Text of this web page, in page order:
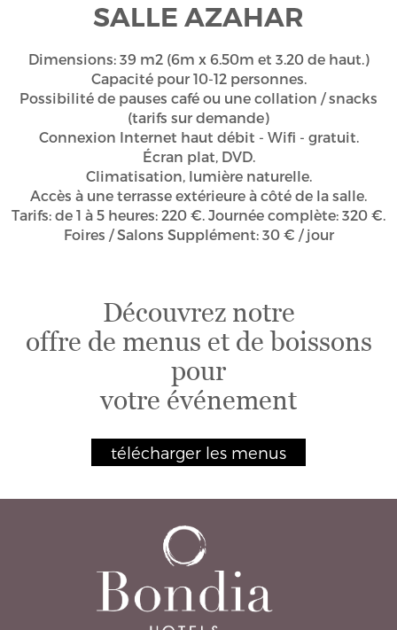
SALLE AZAHAR
Dimensions: 39 m2 (6m x 6.50m et 3.20 de haut.)
Capacité pour 10-12 personnes.
Possibilité de pauses café ou une collation / snacks
(tarifs sur demande)
Connexion Internet haut débit - Wifi - gratuit.
Écran plat, DVD.
Climatisation, lumière naturelle.
Accès à une terrasse extérieure à côté de la salle.
Tarifs: de 1 à 5 heures: 220 €. Journée complète: 320 €.
Foires / Salons Supplément: 30 € / jour
Découvrez notre
offre de menus et de boissons
pour
votre événement
télécharger les menus